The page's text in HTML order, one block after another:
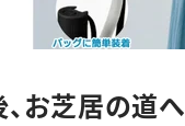
お芝居の道へ